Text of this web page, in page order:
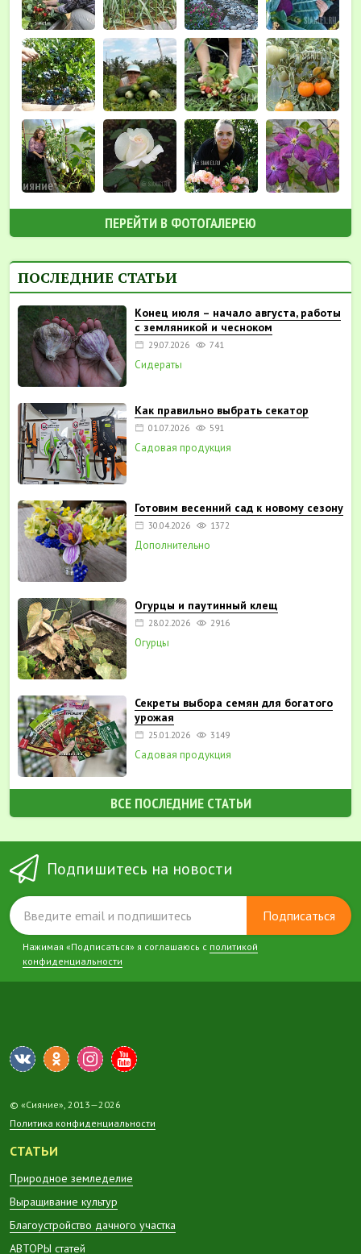
ПЕРЕЙТИ В ФОТОГАЛЕРЕЮ
ПОСЛЕДНИЕ СТАТЬИ
Конец июля – начало августа, работы
с земляникой и чесноком
29.07.2026 741
Сидераты
Как правильно выбрать секатор
01.07.2026 591
Садовая продукция
Готовим весенний сад к новому сезону
30.04.2026 1372
Дополнительно
Огурцы и паутинный клещ
28.02.2026 2916
Огурцы
Секреты выбора семян для богатого
урожая
25.01.2026 3149
Садовая продукция
ВСЕ ПОСЛЕДНИЕ СТАТЬИ
Подпишитесь на новости
Подписаться
Нажимая «Подписаться» я соглашаюсь с политикой
конфиденциальности
© «Сияние», 2013—2026
Политика конфиденциальности
СТАТЬИ
Природное земледелие
Выращивание культур
Благоустройство дачного участка
АВТОРЫ статей